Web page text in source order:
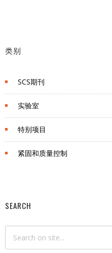
类别
SCS期刊
实验室
特别项目
紧固和质量控制
SEARCH